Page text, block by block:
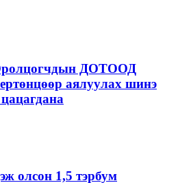
ДОТООД
аялуулах шинэ
олсон 1,5 тэрбум